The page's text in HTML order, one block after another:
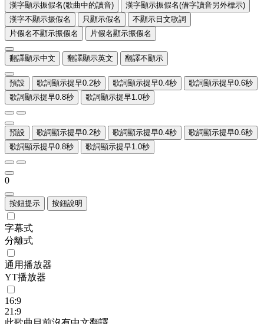
漢字顯示振假名(歌曲中的讀音)
漢字顯示振假名(借字讀音另外標示)
漢字不顯示振假名
只顯示假名
不顯示日文歌詞
片假名不顯示振假名
片假名顯示振假名
翻譯顯示中文 翻譯顯示英文 翻譯不顯示
預設 歌詞顯示提早0.2秒 歌詞顯示提早0.4秒
歌詞顯示提早0.6秒
歌詞顯示提早0.8秒
歌詞顯示提早1.0秒
預設 歌詞顯示提早0.2秒 歌詞顯示提早0.4秒
歌詞顯示提早0.6秒
歌詞顯示提早0.8秒
歌詞顯示提早1.0秒
0
按鈕提示 按鈕說明
字幕式
分離式
通用播放器
YT播放器
16:9
21:9